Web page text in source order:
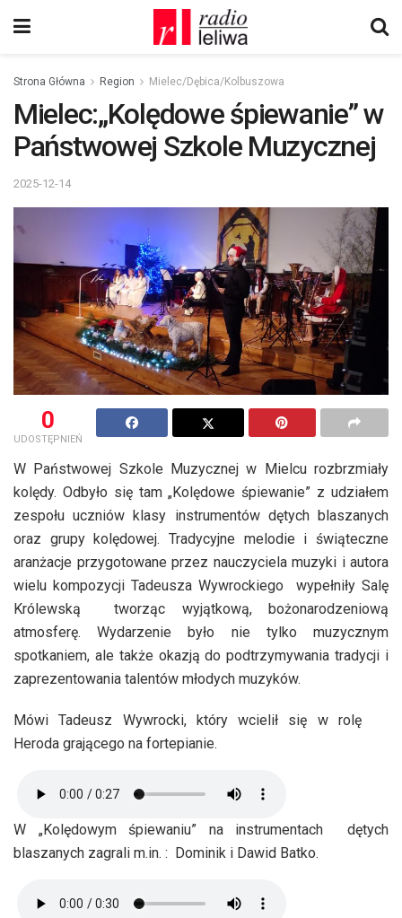
Strona Główna Region Mielec/Dębica/Kolbuszowa
Mielec:„Kolędowe śpiewanie” w
Państwowej Szkole Muzycznej
2025-12-14
0
UDOSTĘPNIEŃ
W Państwowej Szkole Muzycznej w Mielcu rozbrzmiały
kolędy. Odbyło się tam „Kolędowe śpiewanie” z udziałem
zespołu uczniów klasy instrumentów dętych blaszanych
oraz grupy kolędowej. Tradycyjne melodie i świąteczne
aranżacje przygotowane przez nauczyciela muzyki i autora
wielu kompozycji Tadeusza Wywrockiego wypełniły Salę
Królewską tworząc wyjątkową, bożonarodzeniową
atmosferę. Wydarzenie było nie tylko muzycznym
spotkaniem, ale także okazją do podtrzymywania tradycji i
zaprezentowania talentów młodych muzyków.
Mówi Tadeusz Wywrocki, który wcielił się w rolę
Heroda grającego na fortepianie.
W „Kolędowym śpiewaniu” na instrumentach dętych
blaszanych zagrali m.in. : Dominik i Dawid Batko.